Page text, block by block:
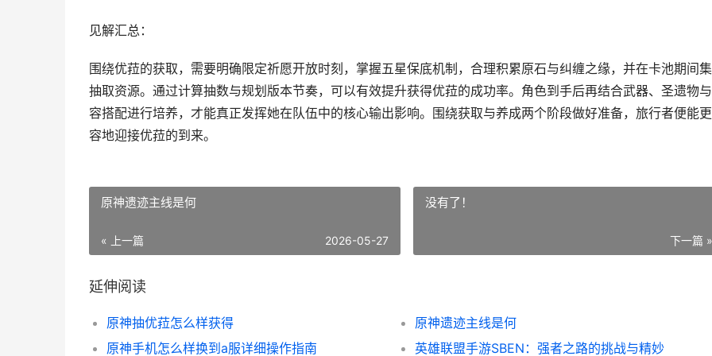
见解汇总：
围绕优菈的获取，需要明确限定祈愿开放时刻，掌握五星保底机制，合理积累原石与纠缠之缘，并在卡池期间
抽取资源。通过计算抽数与规划版本节奏，可以有效提升获得优菈的成功率。角色到手后再结合武器、圣遗物
容搭配进行培养，才能真正发挥她在队伍中的核心输出影响。围绕获取与养成两个阶段做好准备，旅行者便能
容地迎接优菈的到来。
原神遗迹主线是何
« 上一篇 2026-05-27
没有了！
下一篇 »
延伸阅读
原神抽优菈怎么样获得
原神遗迹主线是何
原神手机怎么样换到a服详细操作指南
英雄联盟手游SBEN：强者之路的挑战与精妙